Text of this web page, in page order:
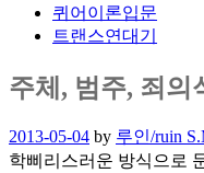
퀴어이론입문
트랜스연대기
주체, 범주, 죄의
Posted
on
2013-05-04 by 루인/ruin
학삐리스러운 방식으로